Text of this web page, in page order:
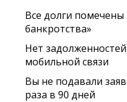
Все долги помечены
банкротства»
Нет
мобильной связи
Вы не подавали
раза в 90 дней